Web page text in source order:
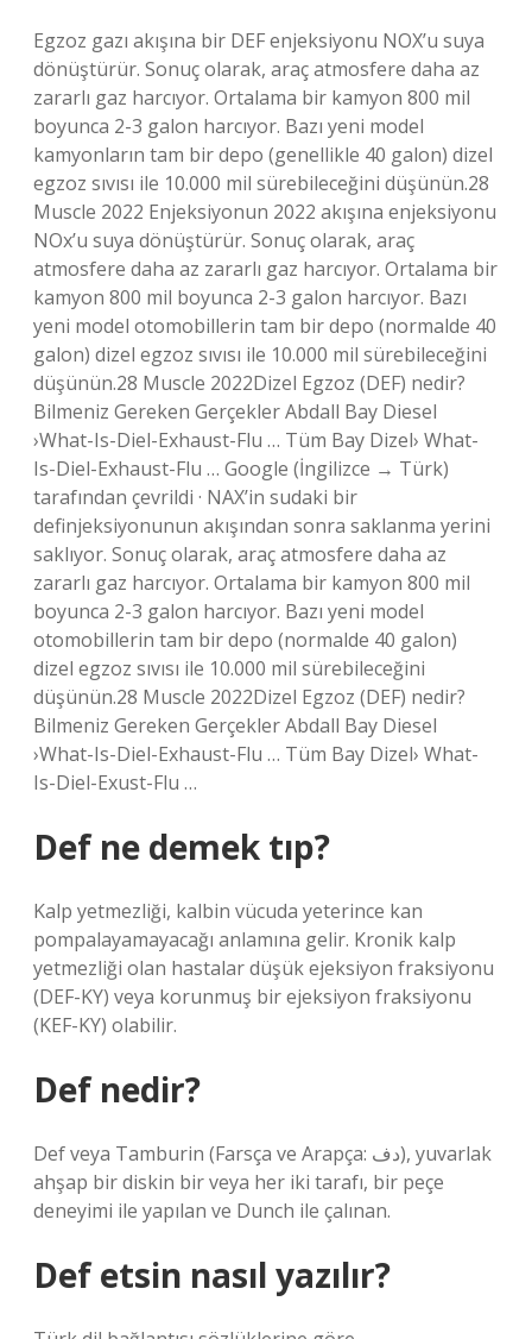
Egzoz gazı akışına bir DEF enjeksiyonu NOX’u suya
dönüştürür. Sonuç olarak, araç atmosfere daha az
zararlı gaz harcıyor. Ortalama bir kamyon 800 mil
boyunca 2-3 galon harcıyor. Bazı yeni model
kamyonların tam bir depo (genellikle 40 galon) dizel
egzoz sıvısı ile 10.000 mil sürebileceğini düşünün.28
Muscle 2022 Enjeksiyonun 2022 akışına enjeksiyonu
NOx’u suya dönüştürür. Sonuç olarak, araç
atmosfere daha az zararlı gaz harcıyor. Ortalama bir
kamyon 800 mil boyunca 2-3 galon harcıyor. Bazı
yeni model otomobillerin tam bir depo (normalde 40
galon) dizel egzoz sıvısı ile 10.000 mil sürebileceğini
düşünün.28 Muscle 2022Dizel Egzoz (DEF) nedir?
Bilmeniz Gereken Gerçekler Abdall Bay Diesel
›What-Is-Diel-Exhaust-Flu … Tüm Bay Dizel› What-
Is-Diel-Exhaust-Flu … Google (İngilizce → Türk)
tarafından çevrildi · NAX’in sudaki bir
definjeksiyonunun akışından sonra saklanma yerini
saklıyor. Sonuç olarak, araç atmosfere daha az
zararlı gaz harcıyor. Ortalama bir kamyon 800 mil
boyunca 2-3 galon harcıyor. Bazı yeni model
otomobillerin tam bir depo (normalde 40 galon)
dizel egzoz sıvısı ile 10.000 mil sürebileceğini
düşünün.28 Muscle 2022Dizel Egzoz (DEF) nedir?
Bilmeniz Gereken Gerçekler Abdall Bay Diesel
›What-Is-Diel-Exhaust-Flu … Tüm Bay Dizel› What-
Is-Diel-Exust-Flu …
Def ne demek tıp?
Kalp yetmezliği, kalbin vücuda yeterince kan
pompalayamayacağı anlamına gelir. Kronik kalp
yetmezliği olan hastalar düşük ejeksiyon fraksiyonu
(DEF-KY) veya korunmuş bir ejeksiyon fraksiyonu
(KEF-KY) olabilir.
Def nedir?
Def veya Tamburin (Farsça ve Arapça: دف), yuvarlak
ahşap bir diskin bir veya her iki tarafı, bir peçe
deneyimi ile yapılan ve Dunch ile çalınan.
Def etsin nasıl yazılır?